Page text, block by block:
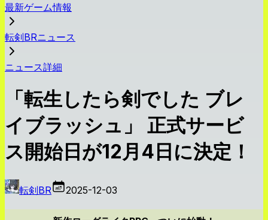
最新ゲーム情報
転剣BRニュース
ニュース詳細
「転生したら剣でした ブレ
イブラッシュ」 正式サービ
ス開始日が12月4日に決定！
転剣BR 2025-12-03